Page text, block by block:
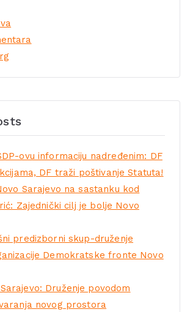
ovu informaciju nadređenim: DF
DF traži poštivanje Statuta!
Sarajevo na sastanku kod
Zajednički cilj je bolje Novo
predizborni skup-druženje
Demokratske fronte Novo
Druženje povodom
novog prostora